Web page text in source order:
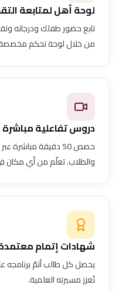
لوحة أهل لمتابعة
تابع حضور طفلك ودرجاته
من خلال لوحة تحكم
دروس تفاعلية مباشرة
حصص 50 دقيقة
والطلاب. تعلّم من أي مكان
شهادات إتمام
يحصل كل طالب أتمّ برنامجه
تُعزز مسيرته العلمية.